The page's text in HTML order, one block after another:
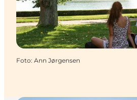
Foto: Ann Jørgensen